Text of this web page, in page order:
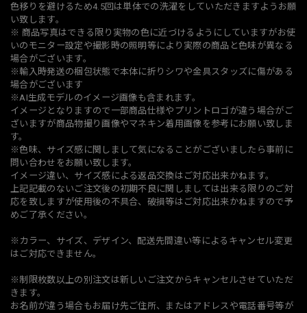
色移りを避けるため4.5回は単体での洗濯をしていただきますようお願
い致します。
※ 商品写真はできる限り実物の色に近づけるようにしていますがお使
いのモニター設定や撮影時の照明等により実際の商品と色味が異なる
場合がございます。
※輸入時発送の梱包状態で本体に折りシワや金具スタッズに傷がある
場合がございます
※AI生成モデルのイメージ画像も含まれます。
イメージとなりますので一部商品仕様やプリントロゴが違う場合がご
ざいますが商品物撮り画像やマネキン着用画像を参考にお願い致しま
す。
※色味、サイズ感に関しまして気になることがございましたら事前に
問い合わせをお願い致します。
イメージ違い、サイズ感による返品交換はご対応出来かねます。
上記記載のないご注文後の初期不良に関しましては出来る限りのご対
応を致しますが使用後の不具合、破損等はご対応出来かねますので予
めご了承ください。
※カラー、サイズ、デザイン、配送先間違い等によるキャンセル変更
はご対応できません。
※制限枚数以上の別注文は新しいご注文からキャンセルさせていただ
きます。
お名前が違う場合もお届け先ご住所、またはアドレスや電話番号等が